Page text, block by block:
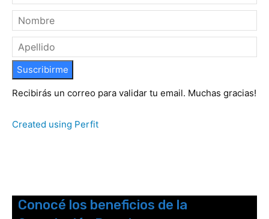
Suscribirme
Recibirás un correo para validar tu email. Muchas gracias!
Created using Perfit
Conocé los beneficios de la